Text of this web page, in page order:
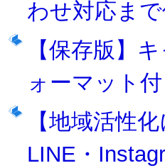
わせ対応ま
【保存版】
ォーマット付
【地域活性
LINE・